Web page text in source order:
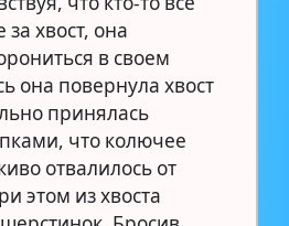
хвост, она
в своем
она повернула хвост
принялась
что колючее
отвалилось от
этом из хвоста